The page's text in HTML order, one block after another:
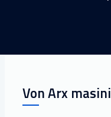
Von Arx masini